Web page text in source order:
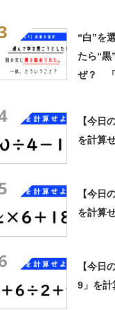
“白”を
たら“黒
ぜ？ 「
【今日
を計算
【今日
を計算
【今日
9」を計